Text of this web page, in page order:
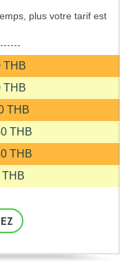
plus votre tarif est
THB
THB
THB
THB
THB
THB